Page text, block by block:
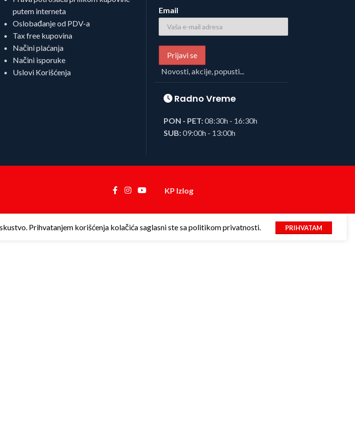
putem interneta
Oslobađanje od PDV-a
Tax free kupovina
Načini plaćanja
Načini isporuke
Uslovi Korišćenja
Email
Novosti, akcije, popusti...
Radno Vreme
PON - PET:08:30h - 16:30h
SUB:09:00h - 13:00h
KP Izlog
Prihvatanjem korišćenja kolačića saglasni ste sa politikom privatnosti. PRIHVATAM